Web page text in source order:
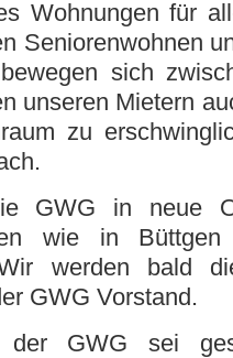
Wohnungen für
Seniorenwohnen
sich
unseren Mietern
zu
GWG in neue
wie in
werden bald
GWG Vorstand.
GWG sei